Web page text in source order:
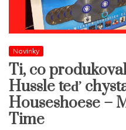
Novinky
Ti, co
Hussle teď
Houseshoese –
Time